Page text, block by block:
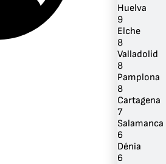
Huelva
9
Elche
8
Valladolid
8
Pamplona
8
Cartagena
7
Salamanca
6
Dénia
6